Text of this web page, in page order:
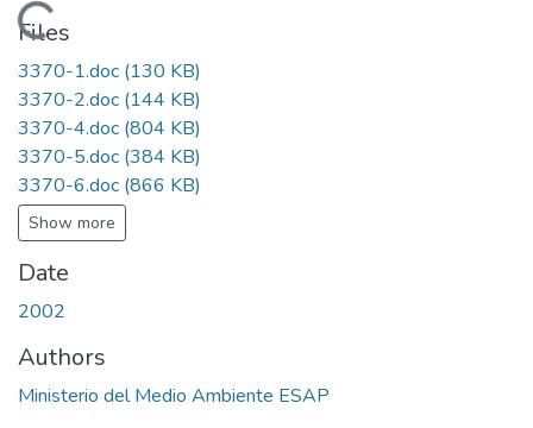
Loading...
Files
3370-1.doc (130 KB)
3370-2.doc (144 KB)
3370-4.doc (804 KB)
3370-5.doc (384 KB)
3370-6.doc (866 KB)
Show more
Date
2002
Authors
Ministerio del Medio Ambiente ESAP